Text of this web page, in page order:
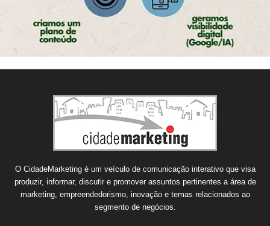
O CidadeMarketing é um veículo de comunicação interativo que visa
produzir, informar, discutir e promover assuntos pertinentes a área de
marketing, empreendedorismo, inovação e temas relacionados ao
segmento de negócios.